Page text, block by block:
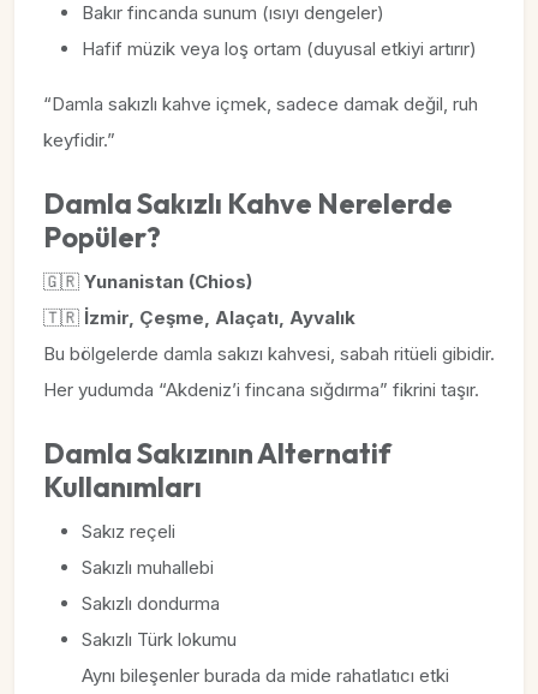
Bakır fincanda sunum (ısıyı dengeler)
Hafif müzik veya loş ortam (duyusal etkiyi artırır)
“Damla sakızlı kahve içmek, sadece damak değil, ruh
keyfidir.”
Damla Sakızlı Kahve Nerelerde
Popüler?
🇬🇷 Yunanistan (Chios)
🇹🇷 İzmir, Çeşme, Alaçatı, Ayvalık
Bu bölgelerde damla sakızı kahvesi, sabah ritüeli gibidir.
Her yudumda “Akdeniz’i fincana sığdırma” fikrini taşır.
Damla Sakızının Alternatif
Kullanımları
Sakız reçeli
Sakızlı muhallebi
Sakızlı dondurma
Sakızlı Türk lokumu
Aynı bileşenler burada da mide rahatlatıcı etki